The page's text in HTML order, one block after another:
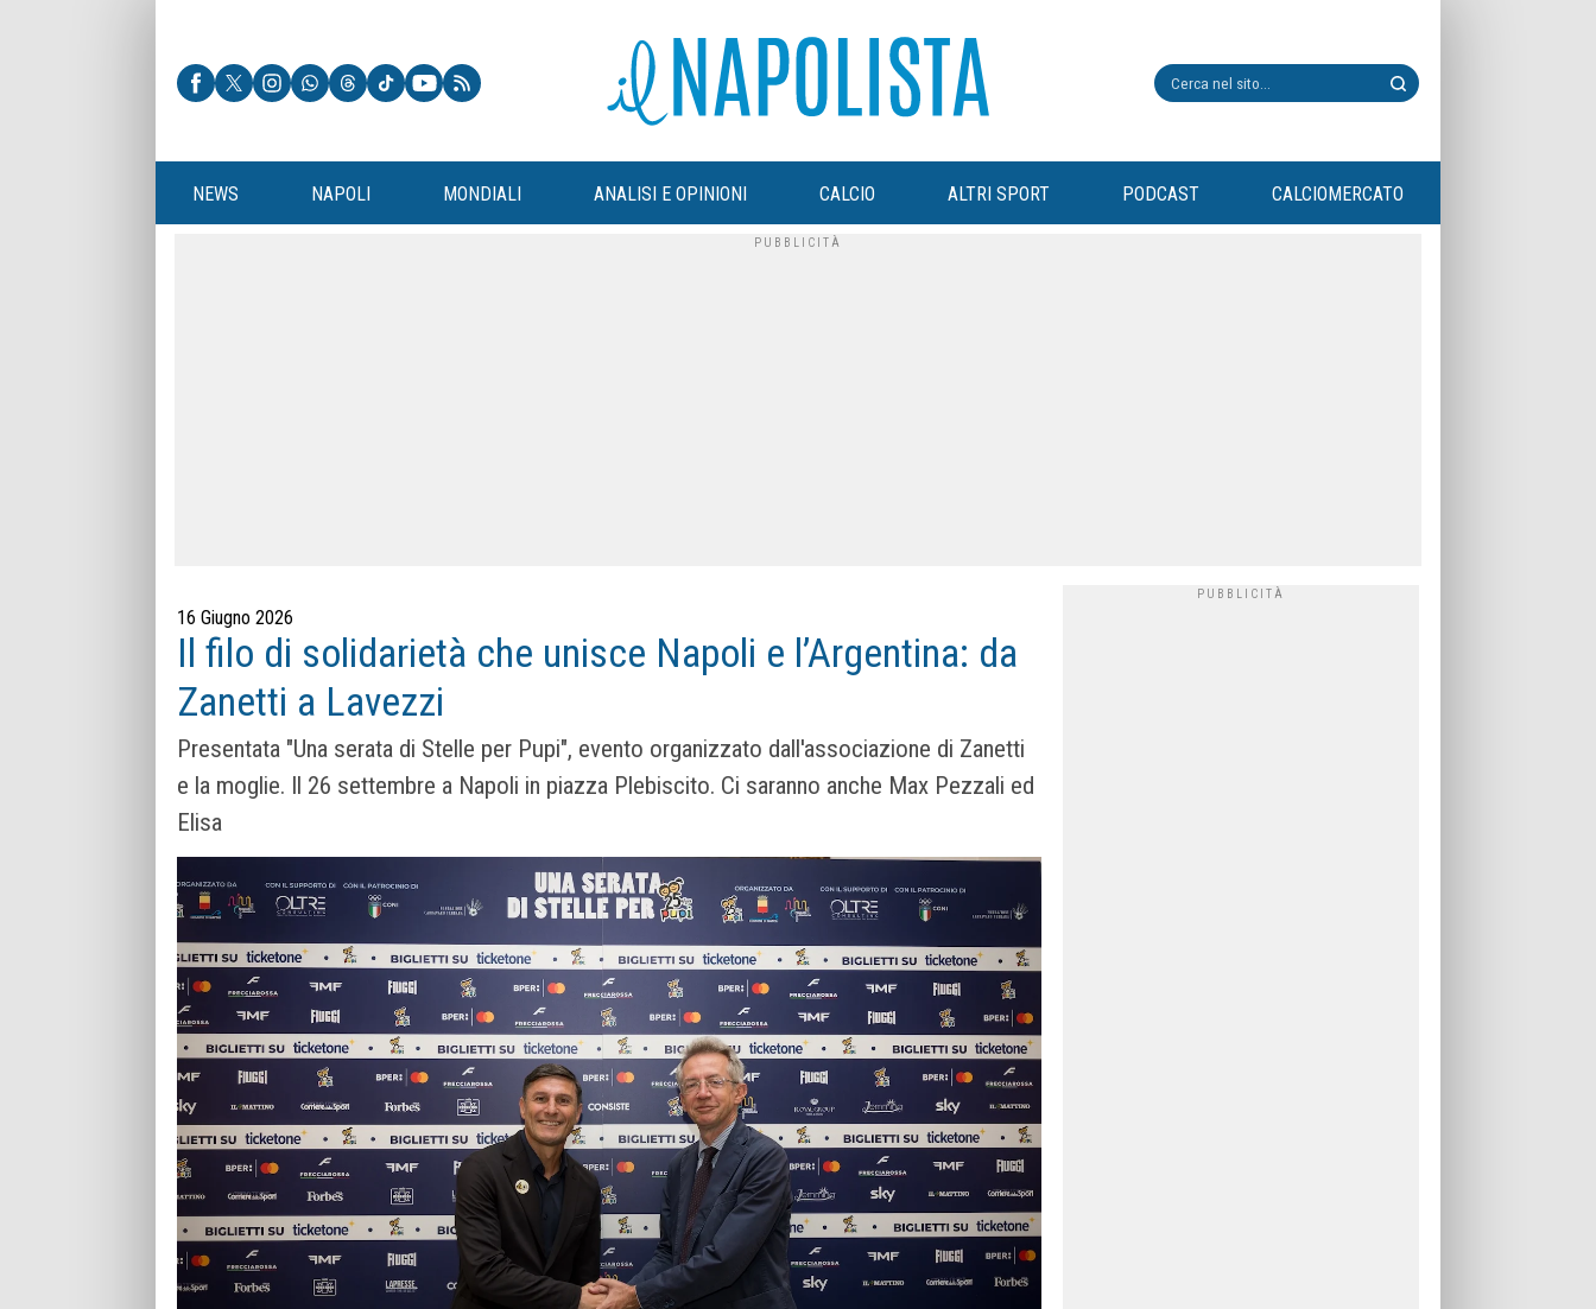
NEWS NAPOLI MONDIALI ANALISI E OPINIONI CALCIO ALTRI SPORT PODCAST CALCIOMERCATO
16 Giugno 2026
Il filo di solidarietà che unisce Napoli e l’Argentina: da
Zanetti a Lavezzi
Presentata "Una serata di Stelle per Pupi", evento organizzato dall'associazione di Zanetti
e la moglie. Il 26 settembre a Napoli in piazza Plebiscito. Ci saranno anche Max Pezzali ed
Elisa